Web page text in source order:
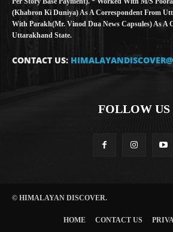
(Khabron Ki Duniya) As A Correspondent From
With Parakh(Mr. Vinod Dua News Capsules) As A
Uttarakhand State.
CONTACT US:
FOLLOW US
© HIMALAYAN DISCOVER.
HOME CONTACT US